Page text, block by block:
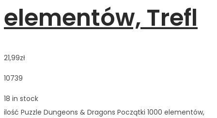
elementów, Trefl
21,99zł
10739
18 in stock
ilość Puzzle Dungeons & Dragons Początki 1000 elementów,